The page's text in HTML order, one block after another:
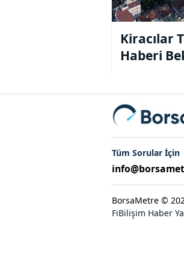
Kiracılar
Haberi
Tüm Sorular İçin
BorsaMetre ©
FiBilişim Haber